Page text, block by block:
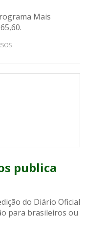
Mais
publica
do Diário Oficial
para brasileiros ou